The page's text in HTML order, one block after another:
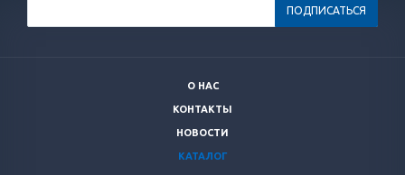
О НАС
КОНТАКТЫ
НОВОСТИ
КАТАЛОГ